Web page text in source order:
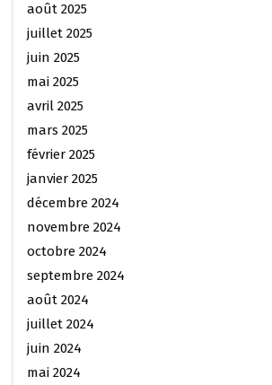
août 2025
juillet 2025
juin 2025
mai 2025
avril 2025
mars 2025
février 2025
janvier 2025
décembre 2024
novembre 2024
octobre 2024
septembre 2024
août 2024
juillet 2024
juin 2024
mai 2024